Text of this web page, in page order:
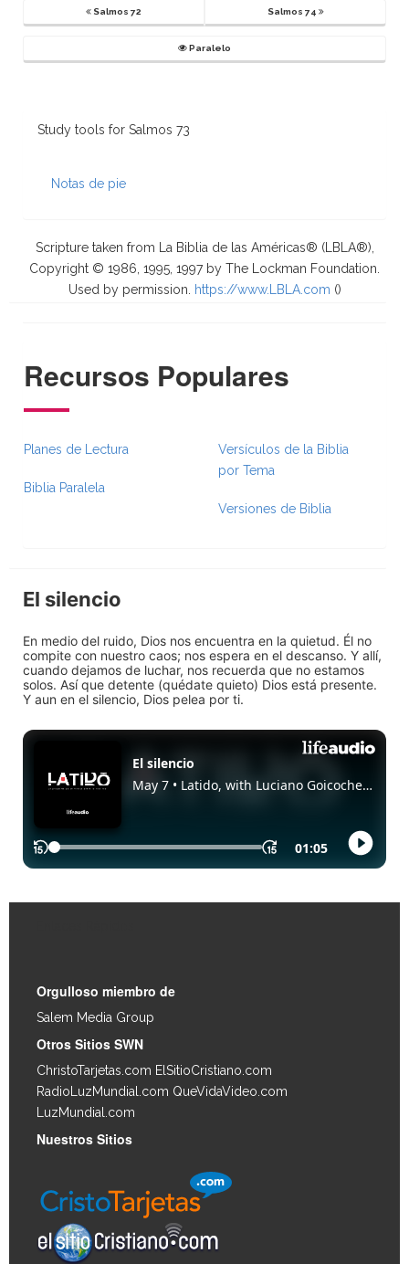
Salmos 72 Salmos 74
Paralelo
Study tools for Salmos 73
Notas de pie
Scripture taken from La Biblia de las Américas® (LBLA®),
Copyright © 1986, 1995, 1997 by The Lockman Foundation.
Used by permission.
https://www.LBLA.com ()
Recursos Populares
Planes de Lectura
Biblia Paralela
Versículos de la Biblia
por Tema
Versiones de Biblia
El silencio
En medio del ruido, Dios nos encuentra en la quietud. Él no
compite con nuestro caos; nos espera en el descanso. Y allí,
cuando dejamos de luchar, nos recuerda que no estamos
solos. Así que detente (quédate quieto) Dios está presente.
Y aun en el silencio, Dios pelea por ti.
Orgulloso miembro de
Salem Media Group
Otros Sitios SWN
ChristoTarjetas.com ElSitioCristiano.com
RadioLuzMundial.com QueVidaVideo.com
LuzMundial.com
Nuestros Sitios